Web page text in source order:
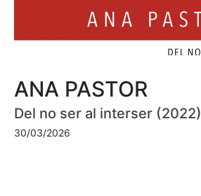
ANA PASTOR
Del no ser al interser (2022)
30/03/2026